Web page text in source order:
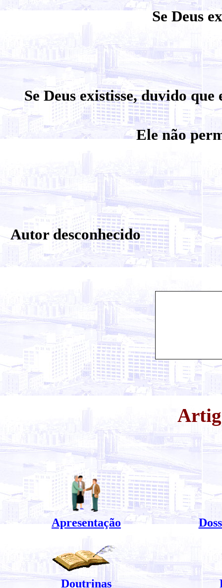
Se Deus
Se Deus existisse, duvido
Ele não
Autor desconhecido
Apresentação
Doutrinas